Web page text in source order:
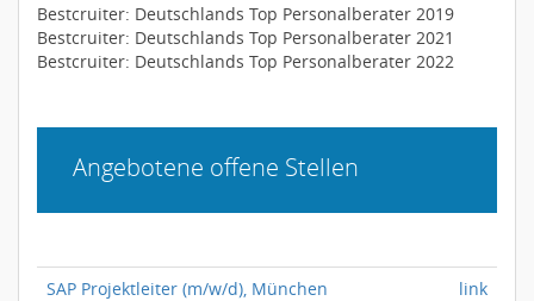
Bestcruiter: Deutschlands Top Personalberater 2019
Bestcruiter: Deutschlands Top Personalberater 2021
Bestcruiter: Deutschlands Top Personalberater 2022
Angebotene offene Stellen
SAP Projektleiter (m/w/d), München
link